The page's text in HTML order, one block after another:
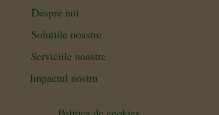
Impactul nostru
Serviciile noastre
Despre noi
Solutiile noastre